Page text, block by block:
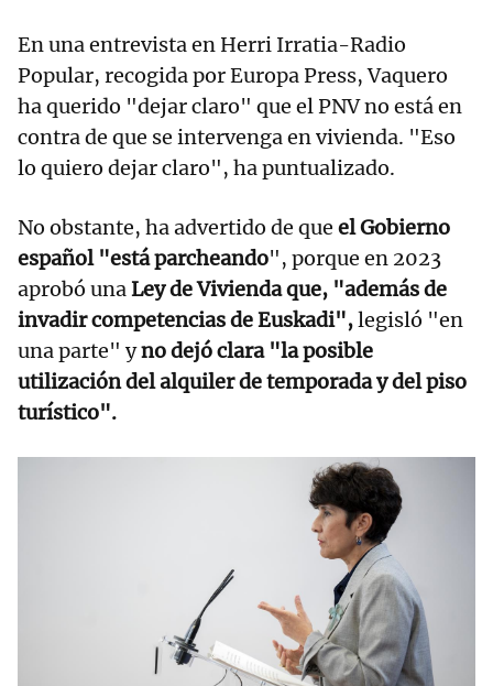
En una entrevista en Herri Irratia-Radio
Popular, recogida por Europa Press, Vaquero
ha querido "dejar claro" que el PNV no está en
contra de que se intervenga en vivienda. "Eso
lo quiero dejar claro", ha puntualizado.
No obstante, ha advertido de que el Gobierno
español "está parcheando", porque en 2023
aprobó unaLey de Vivienda que, "además de
invadir competencias de Euskadi",legisló "en
una parte" yno dejó clara "la posible
utilización del alquiler de temporada y del piso
turístico".